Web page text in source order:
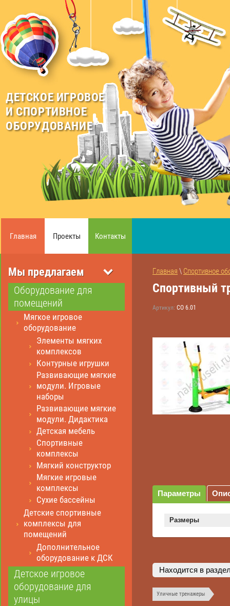
ДЕТСКОЕ ИГРОВОЕ
И СПОРТИВНОЕ
ОБОРУДОВАНИЕ
Главная Проекты Контакты
Мы предлагаем
Оборудование для
помещений
Мягкое игровое
оборудование
Элементы мягких
комплексов
Контурные игрушки
Развивающие мягкие
модули. Игровые
наборы
Развивающие мягкие
модули. Дидактика
Детская мебель
Спортивные
комплексы
Мягкий конструктор
Мягкие игровые
комплексы
Сухие бассейны
Детские спортивные
комплексы для
помещений
Дополнительное
оборудование к ДСК
Детское игровое
оборудование для
улицы
Главная \ Спортивное
Спортивный
Артикул: СО 6.01
Параметры
Размеры
Находится в
Уличные тренажеры